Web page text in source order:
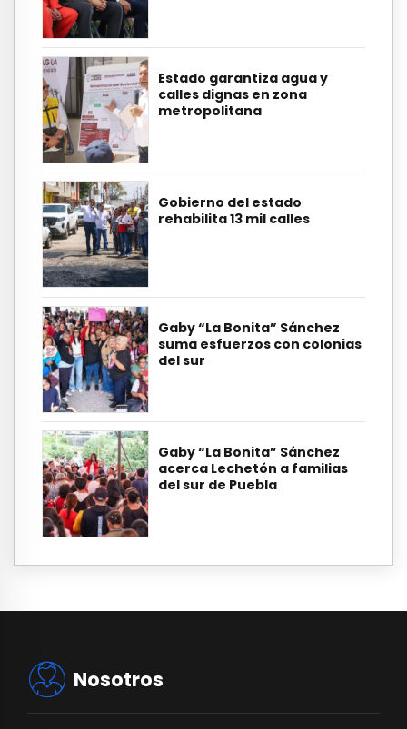
Estado garantiza agua y
calles dignas en zona
metropolitana
Gobierno del estado
rehabilita 13 mil calles
Gaby “La Bonita” Sánchez
suma esfuerzos con colonias
del sur
Gaby “La Bonita” Sánchez
acerca Lechetón a familias
del sur de Puebla
Nosotros